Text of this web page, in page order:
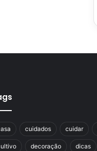
cuidados cuidar
decoração dicas